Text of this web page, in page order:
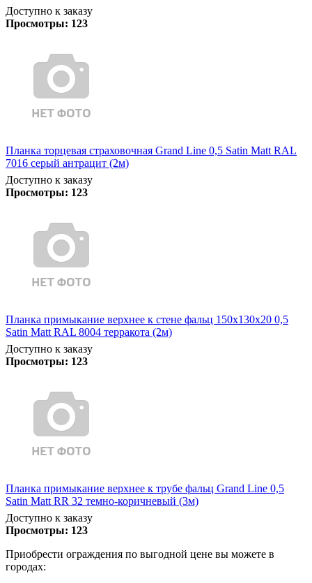
Доступно к заказу
Просмотры: 123
Планка торцевая страховочная Grand Line 0,5 Satin Matt RAL
7016 серый антрацит (2м)
Доступно к заказу
Просмотры: 123
Планка примыкание верхнее к стене фальц 150х130х20 0,5
Satin Matt RAL 8004 терракота (2м)
Доступно к заказу
Просмотры: 123
Планка примыкание верхнее к трубе фальц Grand Line 0,5
Satin Matt RR 32 темно-коричневый (3м)
Доступно к заказу
Просмотры: 123
Приобрести ограждения по выгодной цене вы можете в
городах: